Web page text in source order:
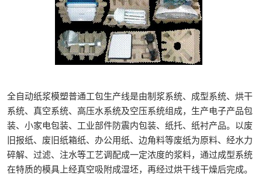
全自动纸浆模塑普通工包生产线是由制浆系统、成型系统、烘干
系统、真空系统、高压水系统及空压系统组成，生产电子产品包
装、小家电包装、工业部件防震内包装、纸托、纸衬产品。以废
旧报纸、废旧纸箱纸、办公用纸、边角料等废纸为原料、经水力
碎解、过滤、注水等工艺调配成一定浓度的浆料，通过成型系统
在特质的模具上经真空吸附成湿坯，再经过烘干线干燥后完成。